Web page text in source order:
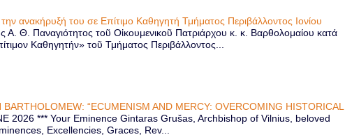
ανακήρυξή του σε Επίτιμο Καθηγητή Τμήματος Περιβάλλοντος Ιονίου
Α. Θ. Παναγιότητος τοῦ Οἰκουμενικοῦ Πατριάρχου κ. κ. Βαρθολομαίου κατά
Καθηγητήν» τοῦ Τμήματος Περιβάλλοντος...
BARTHOLOMEW: “ECUMENISM AND MERCY: OVERCOMING HISTORICAL
2026 *** Your Eminence Gintaras Grušas, Archbishop of Vilnius, beloved
Excellencies, Graces, Rev...